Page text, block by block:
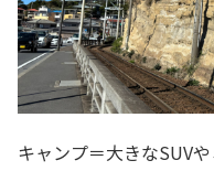
キャンプ＝大きなSUV